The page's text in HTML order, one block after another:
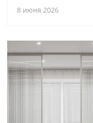
8 июня 2026